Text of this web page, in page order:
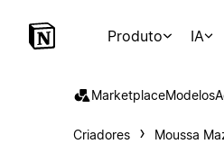
Produto IA
MarketplaceModelos
Criadores Moussa